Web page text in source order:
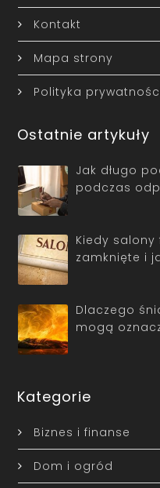
Kontakt
Mapa strony
Polityka
Ostatnie artykuły
Jak długo
podczas
Kiedy salony
zamknięte i
Dlaczego
mogą
Kategorie
Biznes i finanse
Dom i ogród